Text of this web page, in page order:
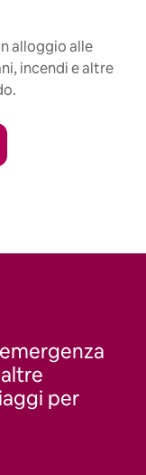
alloggio alle
incendi e altre
per